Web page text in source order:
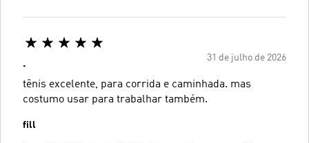
31 de julho de 2026
.
tênis excelente, para corrida e caminhada. mas
costumo usar para trabalhar também.
fill